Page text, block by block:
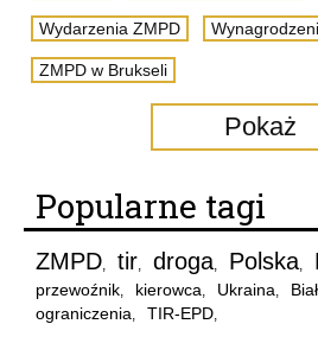
Wydarzenia ZMPD
ZMPD w Brukseli
Pokaż
Popularne tagi
ZMPD, tir, droga, Polska,
przewoźnik, kierowca, Ukraina,
ograniczenia, TIR-EPD,